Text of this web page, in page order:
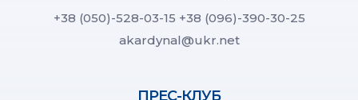
+38 (050)-528-03-15 +38 (096)-390-30-25
akardynal@ukr.net
ПРЕС-КЛУБ